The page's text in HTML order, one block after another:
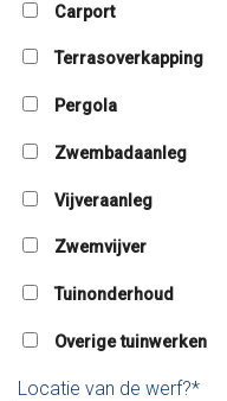
Carport
Terrasoverkapping
Pergola
Zwembadaanleg
Vijveraanleg
Zwemvijver
Tuinonderhoud
Overige tuinwerken
Locatie van de werf?*